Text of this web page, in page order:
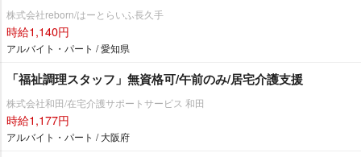
株式会社reborn/はーとらいふ長久手
時給1,140円
アルバイト・パート / 愛知県
「福祉調理スタッフ」無資格可/午前のみ/居宅介護支援
株式会社和田/在宅介護サポートサービス 和田
時給1,177円
アルバイト・パート / 大阪府